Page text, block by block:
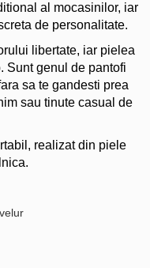
al mocasinilor, iar
de personalitate.
libertate, iar pielea
Sunt genul de pantofi
sa te gandesti prea
sau tinute casual de
realizat din piele